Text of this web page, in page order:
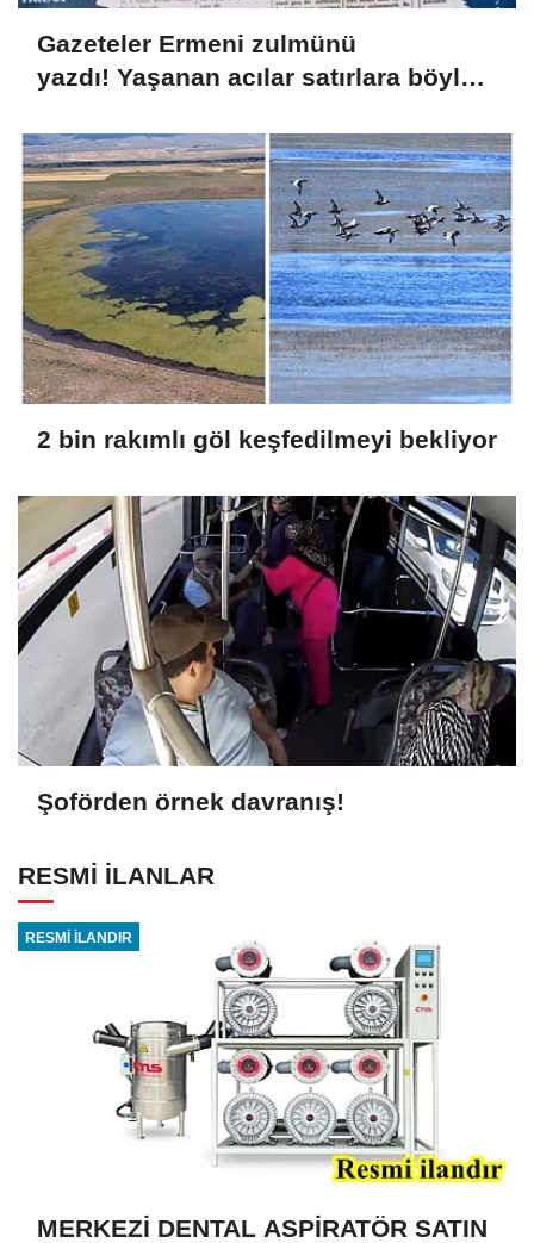
Gazeteler Ermeni zulmünü
yazdı! Yaşanan acılar satırlara böyle
2 bin rakımlı göl keşfedilmeyi bekliyor
Şoförden örnek davranış!
RESMİ İLANLAR
RESMİ İLANDIR
MERKEZİ DENTAL ASPİRATÖR SATIN